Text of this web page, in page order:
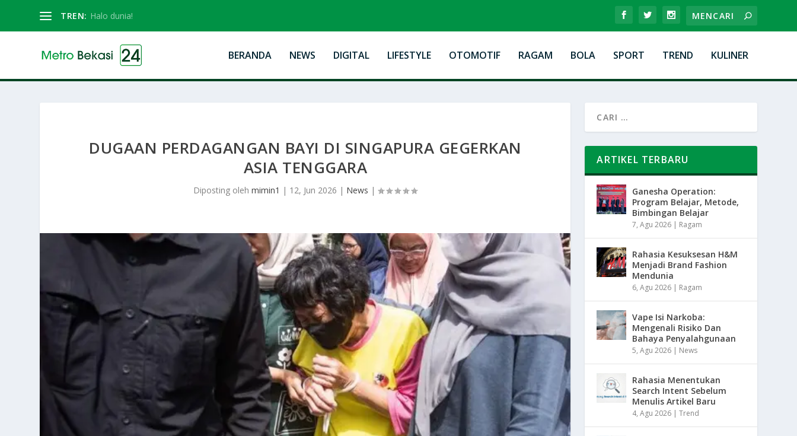
TREN: Halo dunia!
BERANDA NEWS DIGITAL LIFESTYLE OTOMOTIF RAGAM BOLA SPORT TREND KULINER
DUGAAN PERDAGANGAN BAYI DI SINGAPURA GEGERKAN
ASIA TENGGARA
Diposting olehmimin1 | 12, Jun 2026 | News |
ARTIKEL TERBARU
Ganesha Operation:
Program Belajar, Metode,
Bimbingan Belajar
7, Agu 2026 | Ragam
Rahasia Kesuksesan H&M
Menjadi Brand Fashion
Mendunia
6, Agu 2026 | Ragam
Vape Isi Narkoba:
Mengenali Risiko Dan
Bahaya Penyalahgunaan
5, Agu 2026 | News
Rahasia Menentukan
Search Intent Sebelum
Menulis Artikel Baru
4, Agu 2026 |Trend